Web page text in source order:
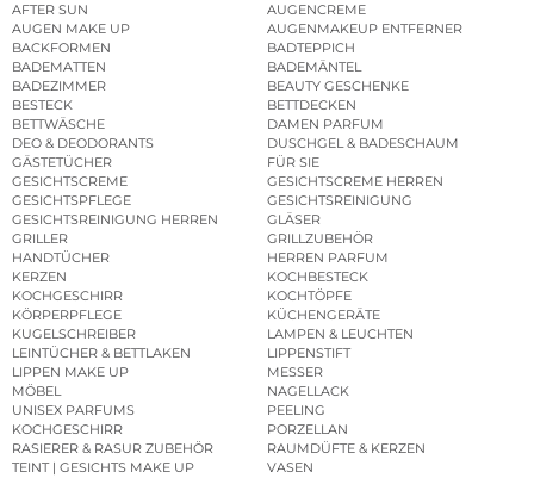
AFTER SUN
AUGENCREME
AUGEN MAKE UP
AUGENMAKEUP ENTFERNER
BACKFORMEN
BADTEPPICH
BADEMATTEN
BADEMÄNTEL
BADEZIMMER
BEAUTY GESCHENKE
BESTECK
BETTDECKEN
BETTWÄSCHE
DAMEN PARFUM
DEO & DEODORANTS
DUSCHGEL & BADESCHAUM
GÄSTETÜCHER
FÜR SIE
GESICHTSCREME
GESICHTSCREME HERREN
GESICHTSPFLEGE
GESICHTSREINIGUNG
GESICHTSREINIGUNG HERREN
GLÄSER
GRILLER
GRILLZUBEHÖR
HANDTÜCHER
HERREN PARFUM
KERZEN
KOCHBESTECK
KOCHGESCHIRR
KOCHTÖPFE
KÖRPERPFLEGE
KÜCHENGERÄTE
KUGELSCHREIBER
LAMPEN & LEUCHTEN
LEINTÜCHER & BETTLAKEN
LIPPENSTIFT
LIPPEN MAKE UP
MESSER
MÖBEL
NAGELLACK
UNISEX PARFUMS
PEELING
KOCHGESCHIRR
PORZELLAN
RASIERER & RASUR ZUBEHÖR
RAUMDÜFTE & KERZEN
TEINT | GESICHTS MAKE UP
VASEN